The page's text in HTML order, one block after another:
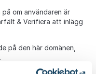
på om användaren är
& Verifiera att inlägg
på den här domänen,